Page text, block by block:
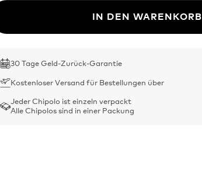
IN DEN WARENKORB
30 Tage Geld-Zurück-Garantie
Kostenloser Versand für Bestellungen über
Jeder Chipolo ist einzeln verpackt
Alle Chipolos sind in einer Packung